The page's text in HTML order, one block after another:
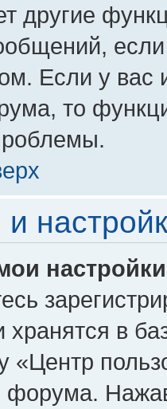
другие
Если у
то
хранятся в
«Центр
форума.